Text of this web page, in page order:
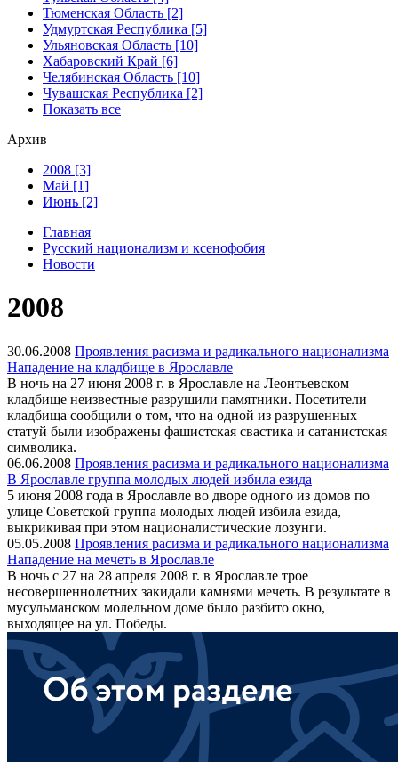
Тюменская Область [2]
Удмуртская Республика [5]
Ульяновская Область [10]
Хабаровский Край [6]
Челябинская Область [10]
Чувашская Республика [2]
Показать все
Архив
2008 [3]
Май [1]
Июнь [2]
Главная
Русский национализм и ксенофобия
Новости
2008
30.06.2008 Проявления расизма и радикального национализма
Нападение на кладбище в Ярославле
В ночь на 27 июня 2008 г. в Ярославле на Леонтьевском
кладбище неизвестные разрушили памятники. Посетители
кладбища сообщили о том, что на одной из разрушенных
статуй были изображены фашистская свастика и сатанистская
символика.
06.06.2008 Проявления расизма и радикального национализма
В Ярославле группа молодых людей избила езида
5 июня 2008 года в Ярославле во дворе одного из домов по
улице Советской группа молодых людей избила езида,
выкрикивая при этом националистические лозунги.
05.05.2008 Проявления расизма и радикального национализма
Нападение на мечеть в Ярославле
В ночь с 27 на 28 апреля 2008 г. в Ярославле трое
несовершеннолетних закидали камнями мечеть. В результате в
мусульманском молельном доме было разбито окно,
выходящее на ул. Победы.